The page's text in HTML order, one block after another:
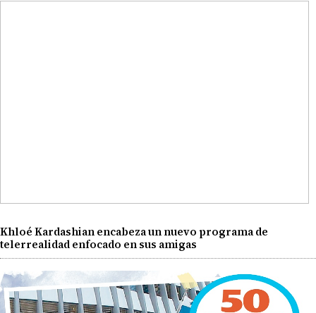
Khloé Kardashian encabeza un nuevo programa de
telerrealidad enfocado en sus amigas